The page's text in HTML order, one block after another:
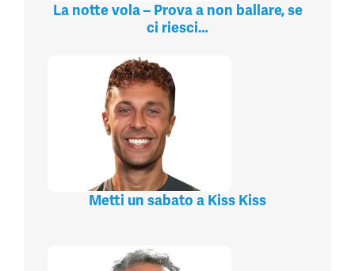
La notte vola – Prova a non ballare, se
ci riesci…
Metti un sabato a Kiss Kiss